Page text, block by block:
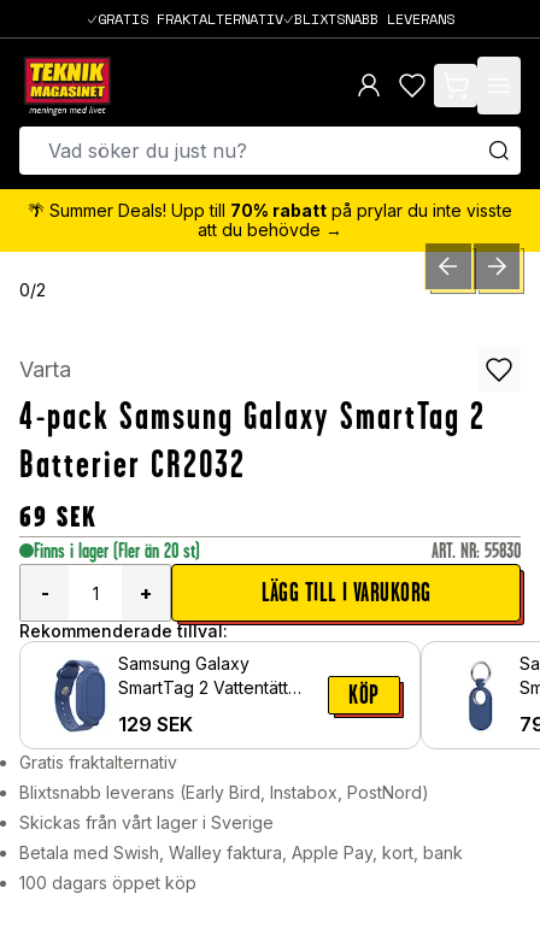
GRATIS FRAKTALTERNATIV BLIXTSNABB LEVERANS
items in cart,
🌴 Summer Deals! Upp till 70% rabatt på prylar du inte visste
att du behövde →
0/2 PREVIOUSNEXT
Varta
4-pack Samsung Galaxy SmartTag 2
Batterier CR2032
69 SEK
Finns i lager (Fler än 20 st) ART. NR: 55830
-
+ LÄGG TILL I VARUKORG
Rekommenderade tillval:
Samsung Galaxy
SmartTag 2 Vattentätt
129 SEK
KÖP
Gratis fraktalternativ
Blixtsnabb leverans (Early Bird, Instabox, PostNord)
Skickas från vårt lager i Sverige
Betala med Swish, Walley faktura, Apple Pay, kort, bank
100 dagars öppet köp